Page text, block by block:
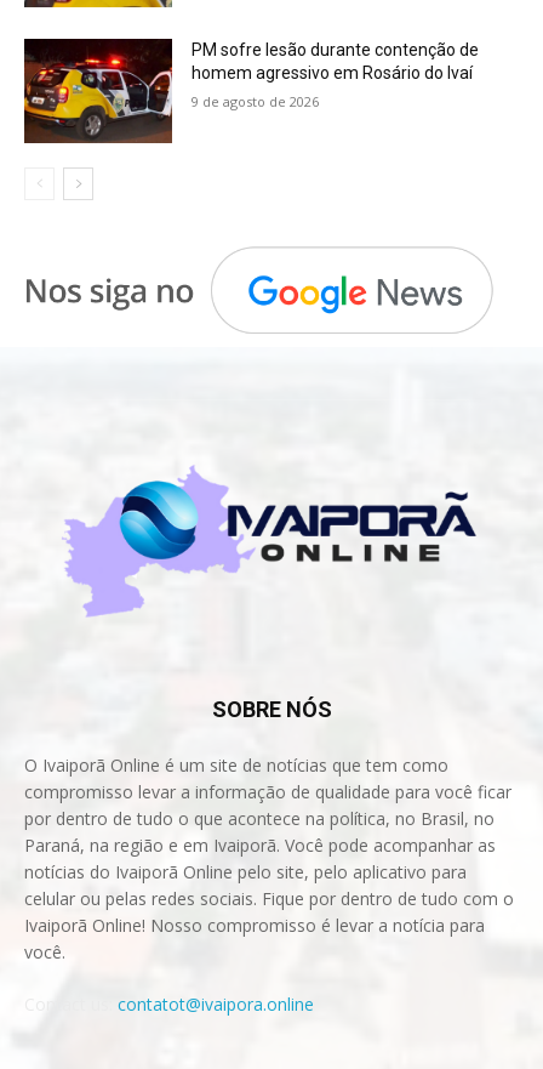
PM sofre lesão durante contenção de
homem agressivo em Rosário do Ivaí
9 de agosto de 2026
SOBRE NÓS
O Ivaiporã Online é um site de notícias que tem como
compromisso levar a informação de qualidade para você ficar
por dentro de tudo o que acontece na política, no Brasil, no
Paraná, na região e em Ivaiporã. Você pode acompanhar as
notícias do Ivaiporã Online pelo site, pelo aplicativo para
celular ou pelas redes sociais. Fique por dentro de tudo com o
Ivaiporã Online! Nosso compromisso é levar a notícia para
você.
contatot@ivaipora.online